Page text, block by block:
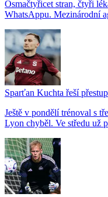
Osmačtyřicet stran, čtyři
WhatsAppu. Mezinárodní
Sparťan Kuchta řeší
Ještě v pondělí trénoval s
Lyon chyběl. Ve středu už